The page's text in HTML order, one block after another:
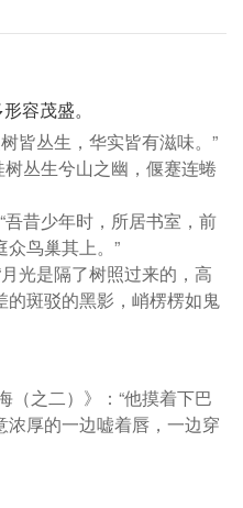
容茂盛。
树皆丛生，华实皆有滋味。”
丛生兮山之幽，偃蹇连蜷
昔少年时，所居书室，前
鸟巢其上。”
光是隔了树照过来的，高
的斑驳的黑影，峭楞楞如鬼
（之二）》：“他摸着下巴
厚的一边嘘着唇，一边穿